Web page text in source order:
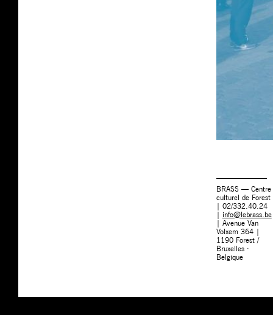
BRASS — Centre
culturel de Forest
| 02/332.40.24
| info@lebrass.be
| Avenue Van
Volxem 364 |
1190 Forest /
Bruxelles ·
Belgique